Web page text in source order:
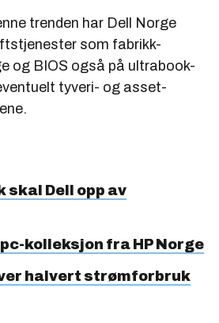
trenden har Dell Norge
som fabrikk-
og BIOS også på ultrabook-
tyveri- og asset-
skal Dell opp av
pc-kolleksjon fra HP Norge
halvert strømforbruk